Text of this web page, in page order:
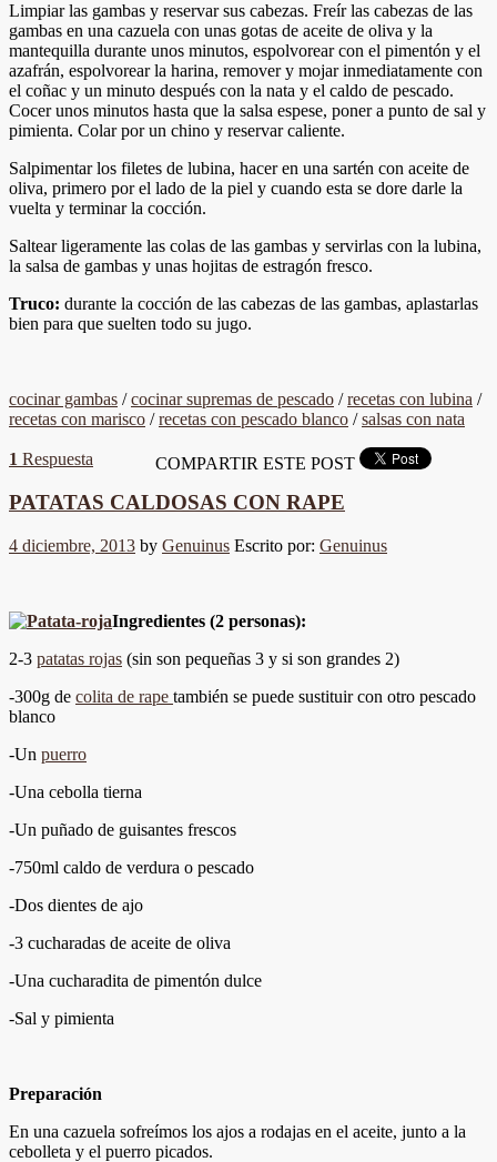
Limpiar las gambas y reservar sus cabezas. Freír las cabezas de las
gambas en una cazuela con unas gotas de aceite de oliva y la
mantequilla durante unos minutos, espolvorear con el pimentón y el
azafrán, espolvorear la harina, remover y mojar inmediatamente con
el coñac y un minuto después con la nata y el caldo de pescado.
Cocer unos minutos hasta que la salsa espese, poner a punto de sal y
pimienta. Colar por un chino y reservar caliente.
Salpimentar los filetes de lubina, hacer en una sartén con aceite de
oliva, primero por el lado de la piel y cuando esta se dore darle la
vuelta y terminar la cocción.
Saltear ligeramente las colas de las gambas y servirlas con la lubina,
la salsa de gambas y unas hojitas de estragón fresco.
Truco: durante la cocción de las cabezas de las gambas, aplastarlas
bien para que suelten todo su jugo.
cocinar gambas /cocinar supremas de pescado /recetas con lubina /
recetas con marisco /recetas con pescado blanco /salsas con nata
1 Respuesta COMPARTIR ESTE POST
PATATAS CALDOSAS CON RAPE
4 diciembre, 2013 by Genuinus Escrito por: Genuinus
Ingredientes (2 personas):
2-3 patatas rojas (sin son pequeñas 3 y si son grandes 2)
-300g de colita de rape también se puede sustituir con otro pescado
blanco
-Un puerro
-Una cebolla tierna
-Un puñado de guisantes frescos
-750ml caldo de verdura o pescado
-Dos dientes de ajo
-3 cucharadas de aceite de oliva
-Una cucharadita de pimentón dulce
-Sal y pimienta
Preparación
En una cazuela sofreímos los ajos a rodajas en el aceite, junto a la
cebolleta y el puerro picados.